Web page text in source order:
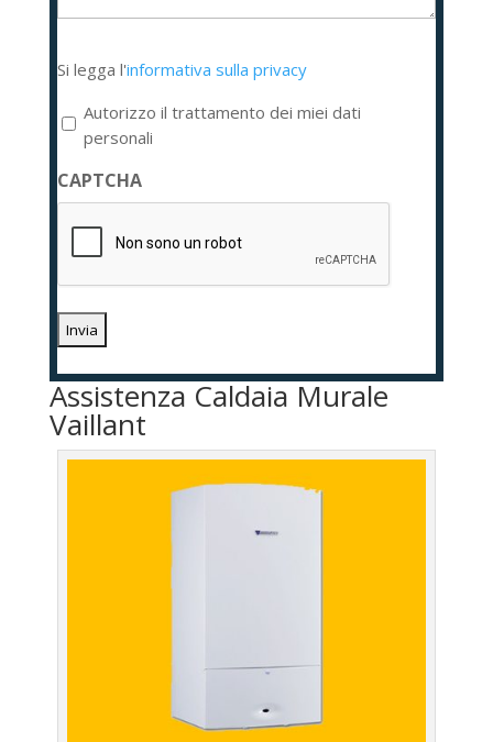
legga
l'informativa
sulla
privacy
*
Si legga l'informativa sulla privacy
Autorizzo il trattamento dei miei dati
personali
CAPTCHA
Assistenza Caldaia Murale
Vaillant